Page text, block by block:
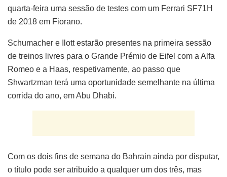
quarta-feira uma sessão de testes com um Ferrari SF71H
de 2018 em Fiorano.
Schumacher e Ilott estarão presentes na primeira sessão
de treinos livres para o Grande Prémio de Eifel com a Alfa
Romeo e a Haas, respetivamente, ao passo que
Shwartzman terá uma oportunidade semelhante na última
corrida do ano, em Abu Dhabi.
Com os dois fins de semana do Bahrain ainda por disputar,
o título pode ser atribuído a qualquer um dos três, mas